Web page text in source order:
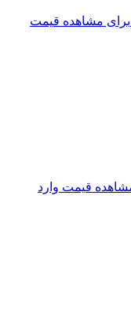
برای مشاهده قیمت
قیمت وارد